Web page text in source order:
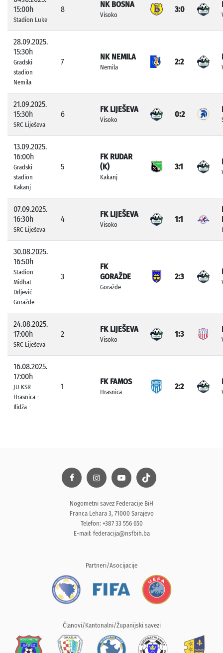
15:00h
Stadion Luke
8
NK BOSNA
Visoko
3:0
28.09.2025.
15:30h
Gradski
stadion
Nemila
7
NK NEMILA
Nemila
2:2
21.09.2025.
15:30h
SRC Liješeva
6
FK LIJEŠEVA
Visoko
0:2
13.09.2025.
16:00h
Gradski
stadion
Kakanj
5
FK RUDAR
(K)
Kakanj
3:1
07.09.2025.
16:30h
SRC Liješeva
4
FK LIJEŠEVA
Visoko
1:1
30.08.2025.
16:50h
Stadion
Midhat
Drljević
Goražde
3
FK
GORAŽDE
Goražde
2:3
24.08.2025.
17:00h
SRC Liješeva
2
FK LIJEŠEVA
Visoko
1:3
16.08.2025.
17:00h
JU KSR
Hrasnica -
Ilidža
1
FK FAMOS
Hrasnica
2:2
Nogometni savez Federacije BiH
Franca Lehara 3, 71000 Sarajevo
Telefon: +387 33 556 650
E-mail: federacija@nsfbih.ba
Partneri/Asocijacije
Članovi/Kantonalni/Županijski savezi